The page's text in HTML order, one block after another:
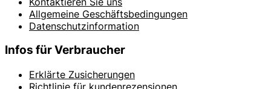
Allgemeine Geschäftsbedingungen
Datenschutzinformation
Infos für Verbraucher
Erklärte Zusicherungen